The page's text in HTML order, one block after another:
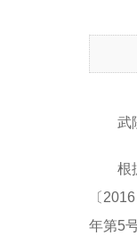
武
根
〔
年第5